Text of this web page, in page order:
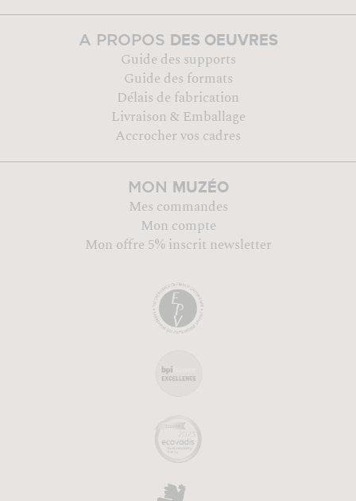
A PROPOS DES OEUVRES
Guide des supports
Guide des formats
Délais de fabrication
Livraison & Emballage
Accrocher vos cadres
MON MUZÉO
Mes commandes
Mon compte
Mon offre 5% inscrit newsletter